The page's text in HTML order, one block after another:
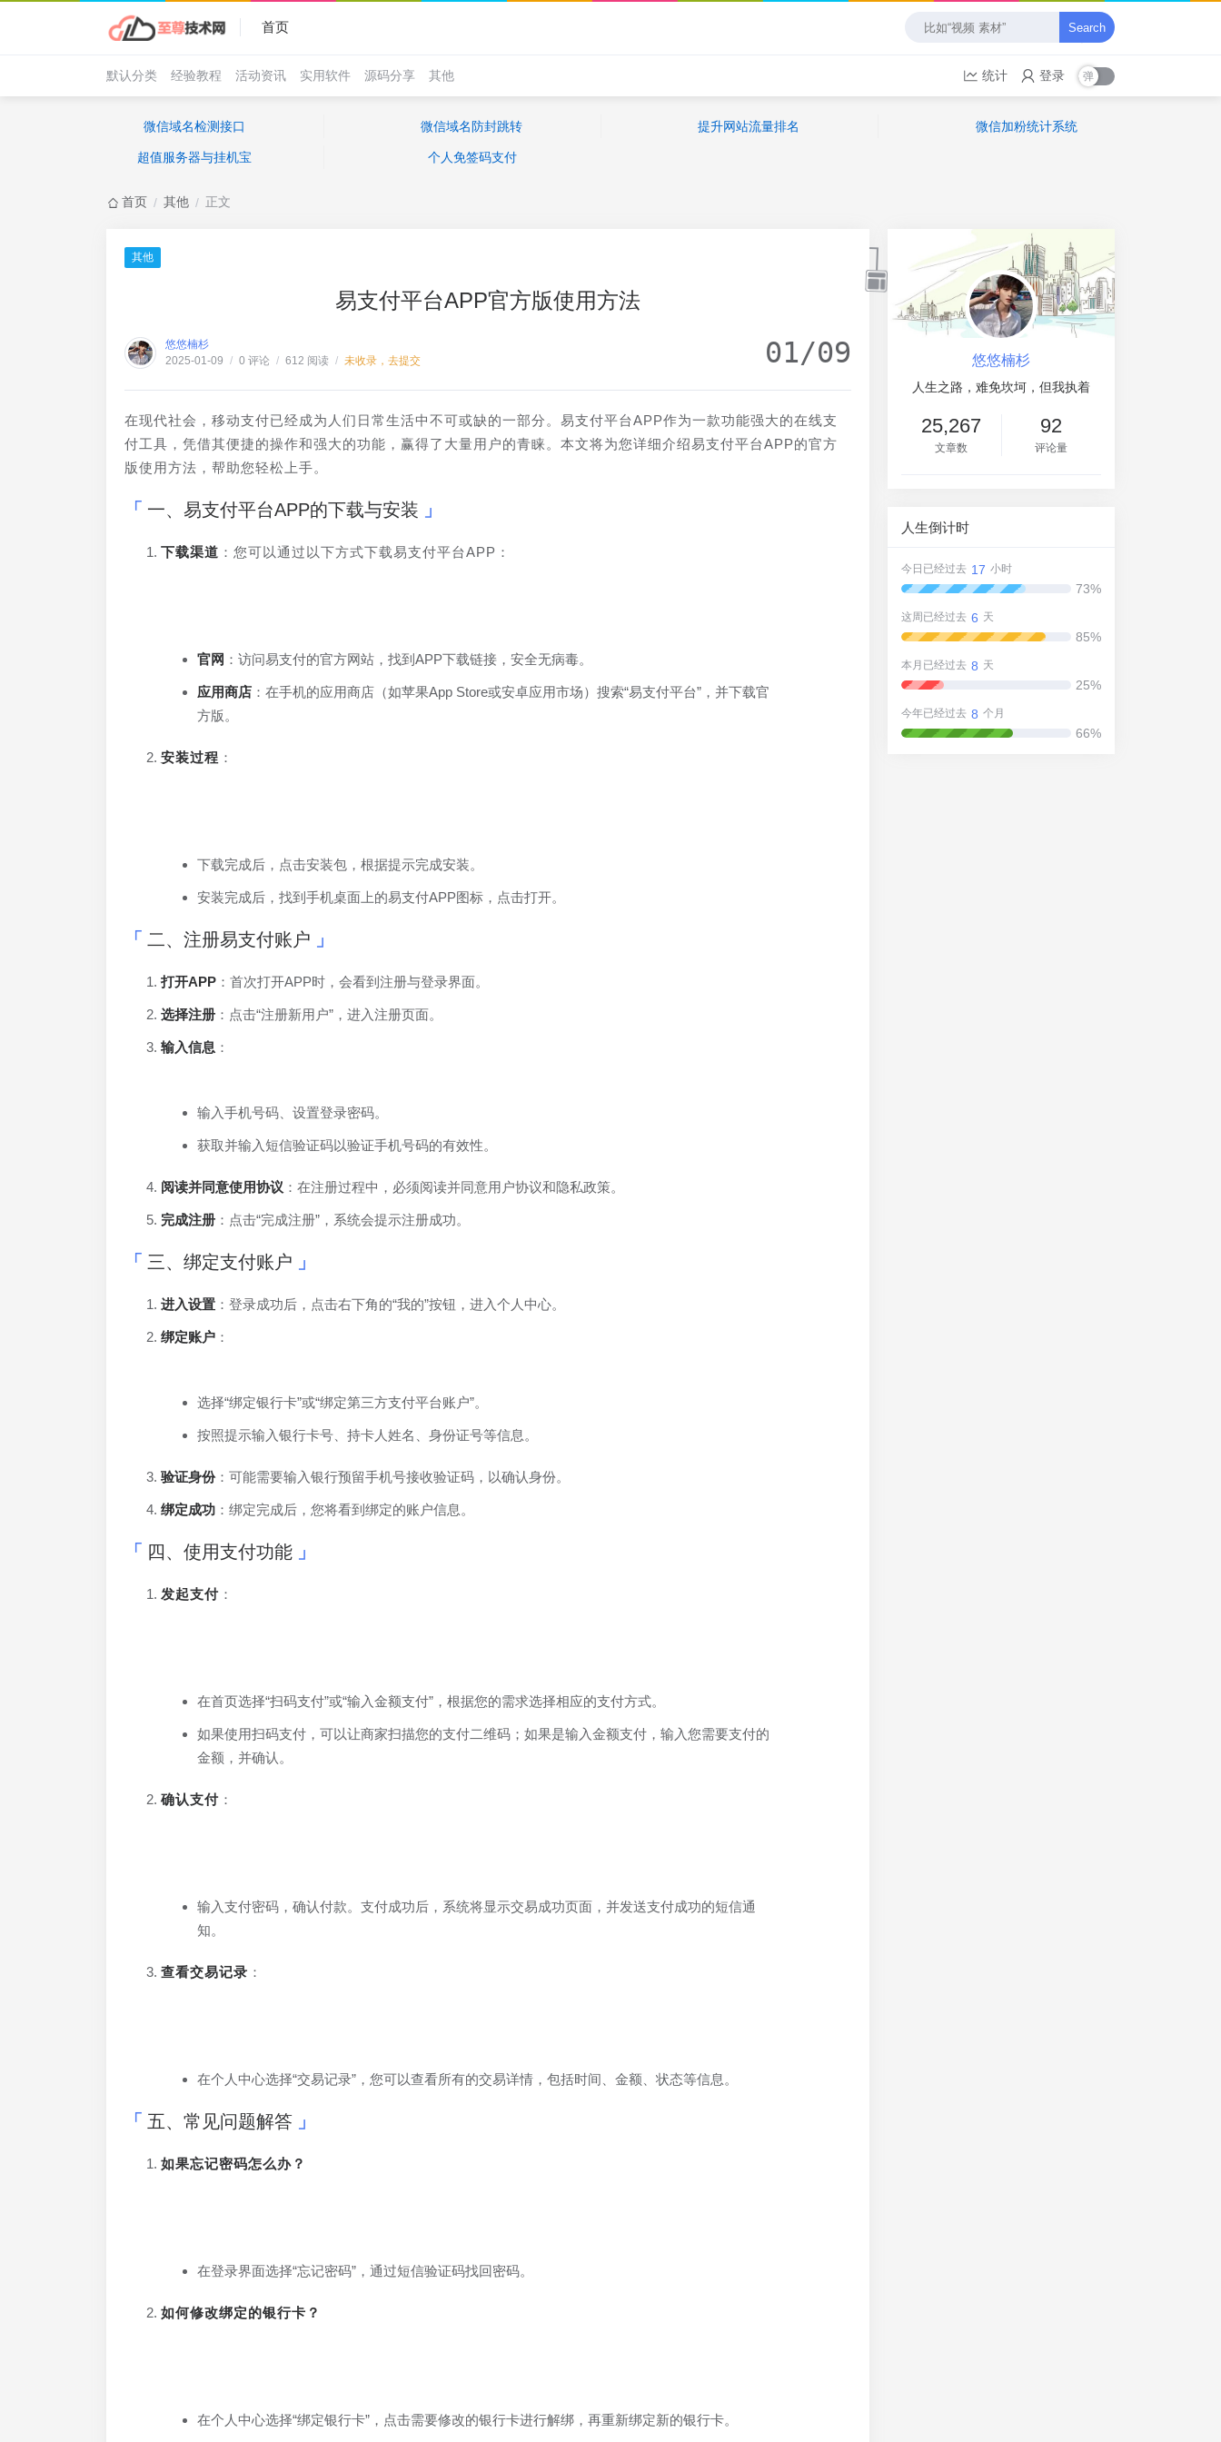
首页 Search
默认分类 经验教程 活动资讯 实用软件 源码分享 其他 统计 登录
微信域名检测接口 微信域名防封跳转 提升网站流量排名 微信加粉统计系统
超值服务器与挂机宝 个人免签码支付
首页 / 其他 / 正文
其他
易支付平台APP官方版使用方法
悠悠楠杉
2025-01-09 / 0 评论 / 612 阅读 / 未收录，去提交 01/09
在现代社会，移动支付已经成为人们日常生活中不可或缺的一部分。易支付平台APP作为一款功能强大的在线支
付工具，凭借其便捷的操作和强大的功能，赢得了大量用户的青睐。本文将为您详细介绍易支付平台APP的官方
版使用方法，帮助您轻松上手。
一、易支付平台APP的下载与安装
下载渠道 ：您可以通过以下方式下载易支付平台APP：
官网 ：访问易支付的官方网站，找到APP下载链接，安全无病毒。
应用商店 ：在手机的应用商店（如苹果App Store或安卓应用市场）搜索“易支付平台”，并下载官
方版。
安装过程 ：
下载完成后，点击安装包，根据提示完成安装。
安装完成后，找到手机桌面上的易支付APP图标，点击打开。
二、注册易支付账户
打开APP ：首次打开APP时，会看到注册与登录界面。
选择注册 ：点击“注册新用户”，进入注册页面。
输入信息 ：
输入手机号码、设置登录密码。
获取并输入短信验证码以验证手机号码的有效性。
阅读并同意使用协议 ：在注册过程中，必须阅读并同意用户协议和隐私政策。
完成注册 ：点击“完成注册”，系统会提示注册成功。
三、绑定支付账户
进入设置 ：登录成功后，点击右下角的“我的”按钮，进入个人中心。
绑定账户 ：
选择“绑定银行卡”或“绑定第三方支付平台账户”。
按照提示输入银行卡号、持卡人姓名、身份证号等信息。
验证身份：可能需要输入银行预留手机号接收验证码，以确认身份。
绑定成功 ：绑定完成后，您将看到绑定的账户信息。
四、使用支付功能
发起支付 ：
在首页选择“扫码支付”或“输入金额支付”，根据您的需求选择相应的支付方式。
如果使用扫码支付，可以让商家扫描您的支付二维码；如果是输入金额支付，输入您需要支付的
金额，并确认。
确认支付 ：
输入支付密码，确认付款。支付成功后，系统将显示交易成功页面，并发送支付成功的短信通
知。
查看交易记录 ：
在个人中心选择“交易记录”，您可以查看所有的交易详情，包括时间、金额、状态等信息。
五、常见问题解答
如果忘记密码怎么办？
在登录界面选择“忘记密码”，通过短信验证码找回密码。
如何修改绑定的银行卡？
在个人中心选择“绑定银行卡”，点击需要修改的银行卡进行解绑，再重新绑定新的银行卡。
悠悠楠杉
人生之路，难免坎坷，但我执着
25,267
文章数
92
评论量
人生倒计时
今日已经过去 17 小时
73%
这周已经过去 6 天
85%
本月已经过去 8 天
25%
今年已经过去 8 个月
66%